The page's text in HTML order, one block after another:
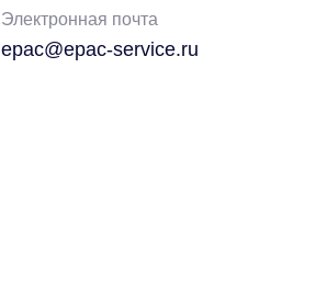
Электронная почта
epac@epac-service.ru